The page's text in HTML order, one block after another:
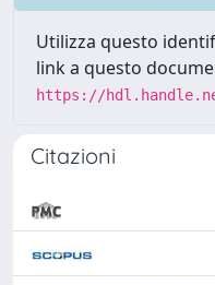
Utilizza questo
link a questo
https://
Citazioni